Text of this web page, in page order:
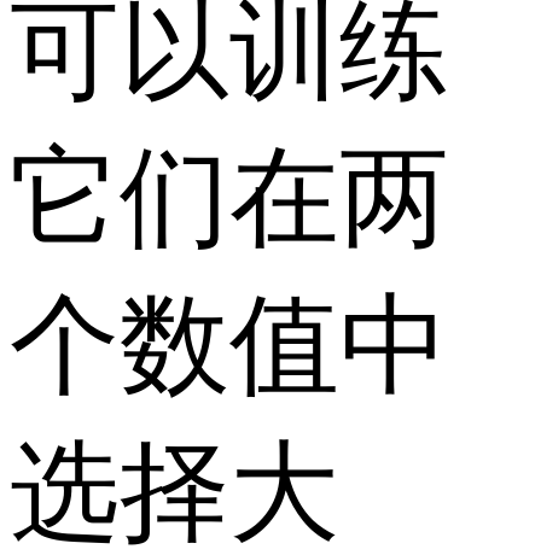
可以训练
它们在两
个数值中
选择大